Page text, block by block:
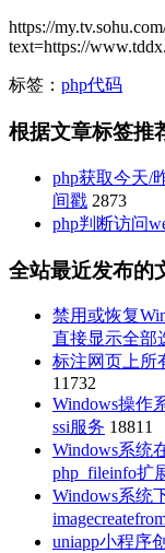
https://
text=https://
标签： php代码
根据文章标签推
php获取今天/
间戳 2873
php判断访问
全站最近发布的
禁用或恢复
直接显示全部
标注网页上所
11732
Windows操作
ssi服务 18811
Windows系统
php_fileinfo扩
Windows系统
uniapp小程序